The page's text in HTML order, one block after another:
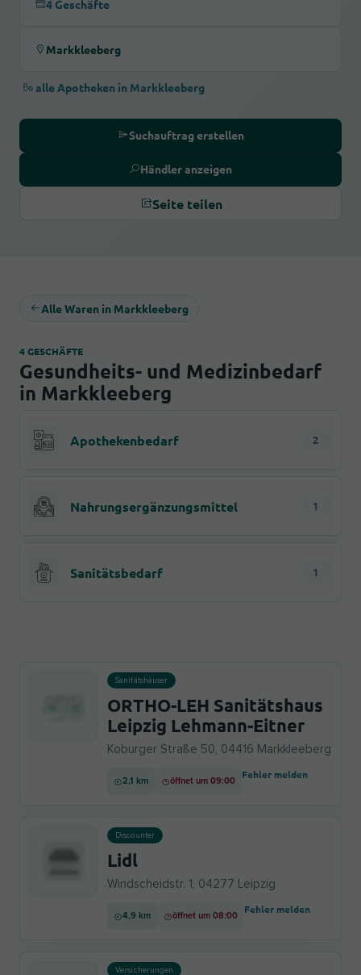
4 Geschäfte
Markkleeberg
alle Apotheken in Markkleeberg
Suchauftrag erstellen
Händler anzeigen
Seite teilen
Alle Waren in Markkleeberg
4 GESCHÄFTE
Gesundheits- und Medizinbedarf
in Markkleeberg
Apothekenbedarf 2
Nahrungsergänzungsmittel 1
Sanitätsbedarf 1
Sanitätshäuser
ORTHO-LEH Sanitätshaus
Leipzig Lehmann-Eitner
Koburger Straße 50, 04416 Markkleeberg
2,1 km öffnet um 09:00
Fehler melden
Discounter
Lidl
Windscheidstr. 1, 04277 Leipzig
4,9 km öffnet um 08:00
Fehler melden
Versicherungen